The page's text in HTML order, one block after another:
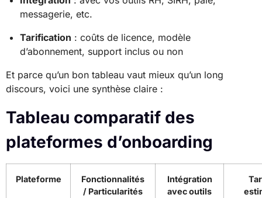
messagerie, etc.
Tarification : coûts de licence, modèle
d’abonnement, support inclus ou non
Et parce qu’un bon tableau vaut mieux qu’un long
discours, voici une synthèse claire :
Tableau comparatif des
plateformes d’onboarding
Plateforme
Fonctionnalités
/ Particularités
Intégration
avec outils